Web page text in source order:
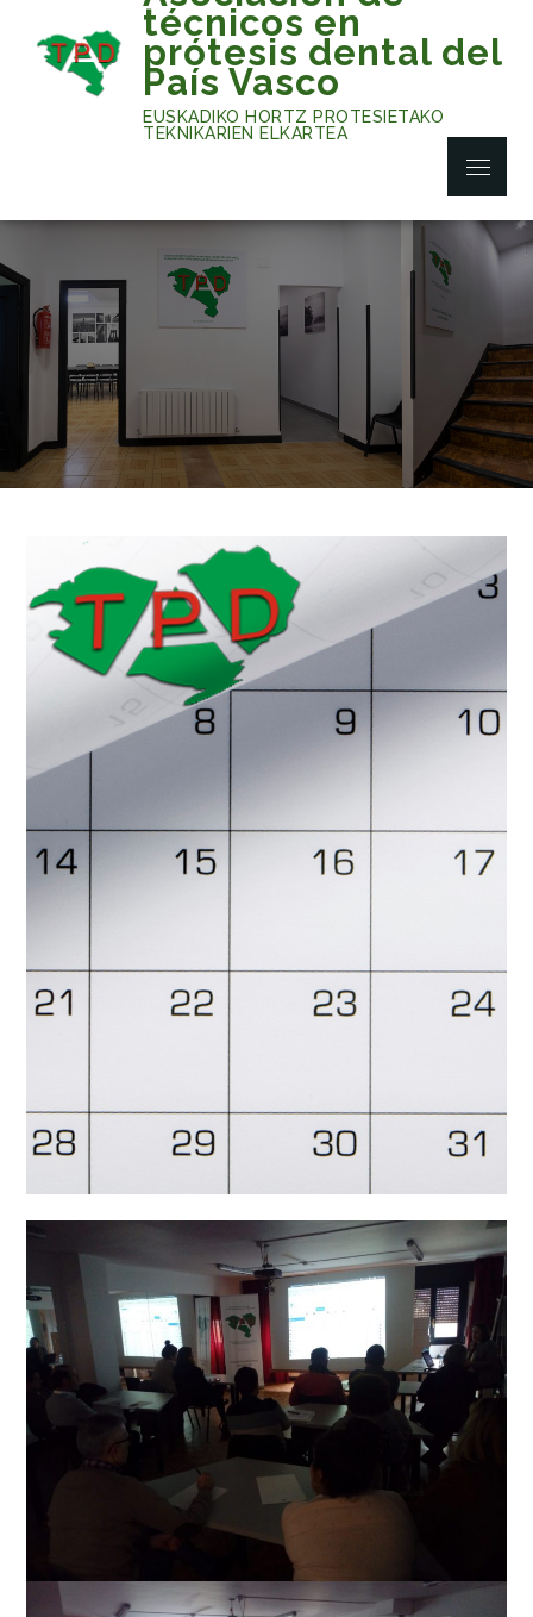
content
técnicos en
prótesis dental del
País Vasco
EUSKADIKO HORTZ PROTESIETAKO
TEKNIKARIEN ELKARTEA
Menu